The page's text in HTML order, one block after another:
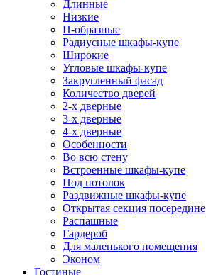
Длинные
Низкие
П-образные
Радиусные шкафы-купе
Широкие
Угловые шкафы-купе
Закругленный фасад
Количество дверей
2-х дверные
3-х дверные
4-х дверные
Особенности
Во всю стену
Встроенные шкафы-купе
Под потолок
Раздвижные шкафы-купе
Открытая секция посередине
Распашные
Гардероб
Для маленького помещения
Эконом
Гостиные